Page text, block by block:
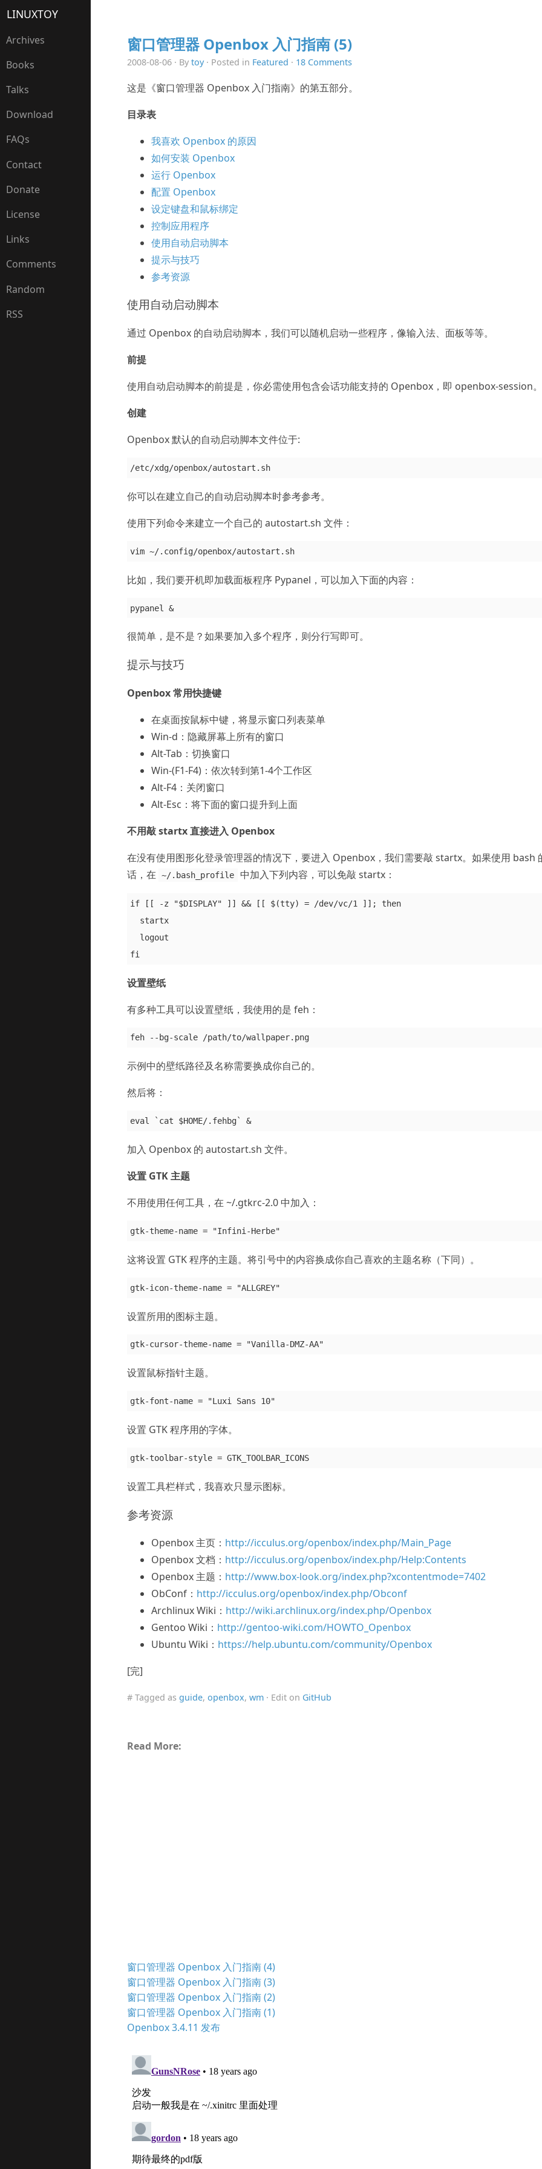
LINUXTOY
Archives
Books
Talks
Download
FAQs
Contact
Donate
License
Links
Comments
Random
RSS
窗口管理器 Openbox 入门指南 (5)
2008-08-06 · By toy· Posted in Featured · 18 Comments
这是《窗口管理器 Openbox 入门指南》的第五部分。
目录表
我喜欢 Openbox 的原因
如何安装 Openbox
运行 Openbox
配置 Openbox
设定键盘和鼠标绑定
控制应用程序
使用自动启动脚本
提示与技巧
参考资源
使用自动启动脚本
通过 Openbox 的自动启动脚本，我们可以随机启动一些程序，像输入法、面板等等。
前提
使用自动启动脚本的前提是，你必需使用包含会话功能支持的 Openbox，即 openbox-session。
创建
Openbox 默认的自动启动脚本文件位于:
你可以在建立自己的自动启动脚本时参考参考。
使用下列命令来建立一个自己的 autostart.sh 文件：
比如，我们要开机即加载面板程序 Pypanel，可以加入下面的内容：
pypanel &
很简单，是不是？如果要加入多个程序，则分行写即可。
提示与技巧
Openbox 常用快捷键
在桌面按鼠标中键，将显示窗口列表菜单
Win-d：隐藏屏幕上所有的窗口
Alt-Tab：切换窗口
Win-(F1-F4)：依次转到第1-4个工作区
Alt-F4：关闭窗口
Alt-Esc：将下面的窗口提升到上面
不用敲 startx 直接进入 Openbox
在没有使用图形化登录管理器的情况下，要进入 Openbox，我们需要敲 startx。如果使用 bash
话，在
~/.bash_profile 中加入下列内容，可以免敲 startx：
if [[ -z "$DISPLAY" ]] && [[ $(tty) = /dev/vc/1 ]]; then
  startx
  logout
设置壁纸
有多种工具可以设置壁纸，我使用的是 feh：
示例中的壁纸路径及名称需要换成你自己的。
然后将：
eval `cat $HOME/.fehbg` &
加入 Openbox 的 autostart.sh 文件。
设置 GTK 主题
不用使用任何工具，在 ~/.gtkrc-2.0 中加入：
这将设置 GTK 程序的主题。将引号中的内容换成你自己喜欢的主题名称（下同）。
设置所用的图标主题。
设置鼠标指针主题。
设置 GTK 程序用的字体。
设置工具栏样式，我喜欢只显示图标。
参考资源
Openbox 主页： http://icculus.org/openbox/index.php/Main_Page
Openbox 文档： http://icculus.org/openbox/index.php/Help:Contents
Openbox 主题： http://www.box-look.org/index.php?xcontentmode=7402
ObConf： http://icculus.org/openbox/index.php/Obconf
Archlinux Wiki： http://wiki.archlinux.org/index.php/Openbox
Gentoo Wiki： http://gentoo-wiki.com/HOWTO_Openbox
Ubuntu Wiki： https://help.ubuntu.com/community/Openbox
[完]
# Tagged as guide, openbox, wm· Edit on GitHub
Read More:
窗口管理器 Openbox 入门指南 (4)
窗口管理器 Openbox 入门指南 (3)
窗口管理器 Openbox 入门指南 (2)
窗口管理器 Openbox 入门指南 (1)
Openbox 3.4.11 发布